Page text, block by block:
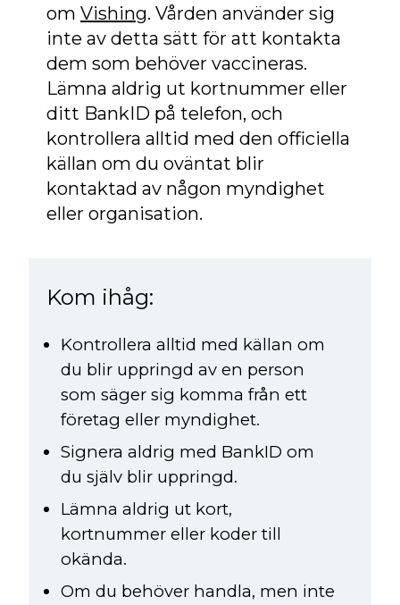
om Vishing. Vården använder sig
inte av detta sätt för att kontakta
dem som behöver vaccineras.
Lämna aldrig ut kortnummer eller
ditt BankID på telefon, och
kontrollera alltid med den officiella
källan om du oväntat blir
kontaktad av någon myndighet
eller organisation.
Kom ihåg:
Kontrollera alltid med källan om
du blir uppringd av en person
som säger sig komma från ett
företag eller myndighet.
Signera aldrig med BankID om
du själv blir uppringd.
Lämna aldrig ut kort,
kortnummer eller koder till
okända.
Om du behöver handla, men inte